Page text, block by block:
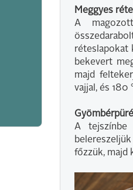
Meggyes
A
réteslapokat
bekevert
majd
vajjal, és 180
A tejszínbe
főzzük, majd